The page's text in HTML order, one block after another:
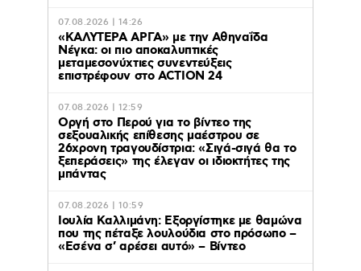
07.08.2026 | 14:26
«ΚΑΛΥΤΕΡΑ ΑΡΓΑ» με την Αθηναΐδα
Νέγκα: οι πιο αποκαλυπτικές
μεταμεσονύχτιες συνεντεύξεις
επιστρέφουν στο ACTION 24
07.08.2026 | 12:59
Οργή στο Περού για το βίντεο της
σεξουαλικής επίθεσης μαέστρου σε
26χρονη τραγουδίστρια: «Σιγά-σιγά θα το
ξεπεράσεις» της έλεγαν οι ιδιοκτήτες της
μπάντας
07.08.2026 | 10:59
Ιουλία Καλλιμάνη: Εξοργίστηκε με θαμώνα
που της πέταξε λουλούδια στο πρόσωπο –
«Εσένα σ’ αρέσει αυτό» – Βίντεο